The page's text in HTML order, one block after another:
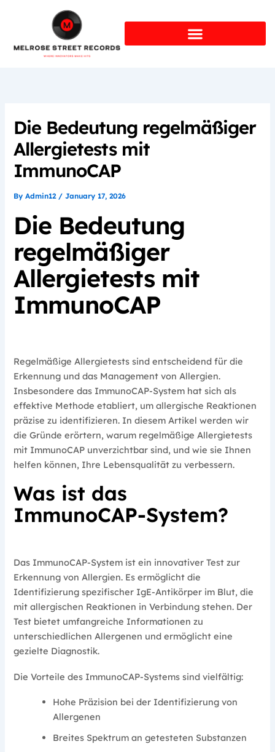
Die Bedeutung regelmäßiger
Allergietests mit
ImmunoCAP
ByAdmin12 /January 17, 2026
Die Bedeutung
regelmäßiger
Allergietests mit
ImmunoCAP
Regelmäßige Allergietests sind entscheidend für die
Erkennung und das Management von Allergien.
Insbesondere das ImmunoCAP-System hat sich als
effektive Methode etabliert, um allergische Reaktionen
präzise zu identifizieren. In diesem Artikel werden wir
die Gründe erörtern, warum regelmäßige Allergietests
mit ImmunoCAP unverzichtbar sind, und wie sie Ihnen
helfen können, Ihre Lebensqualität zu verbessern.
Was ist das
ImmunoCAP-System?
Das ImmunoCAP-System ist ein innovativer Test zur
Erkennung von Allergien. Es ermöglicht die
Identifizierung spezifischer IgE-Antikörper im Blut, die
mit allergischen Reaktionen in Verbindung stehen. Der
Test bietet umfangreiche Informationen zu
unterschiedlichen Allergenen und ermöglicht eine
gezielte Diagnostik.
Die Vorteile des ImmunoCAP-Systems sind vielfältig:
Hohe Präzision bei der Identifizierung von
Allergenen
Breites Spektrum an getesteten Substanzen